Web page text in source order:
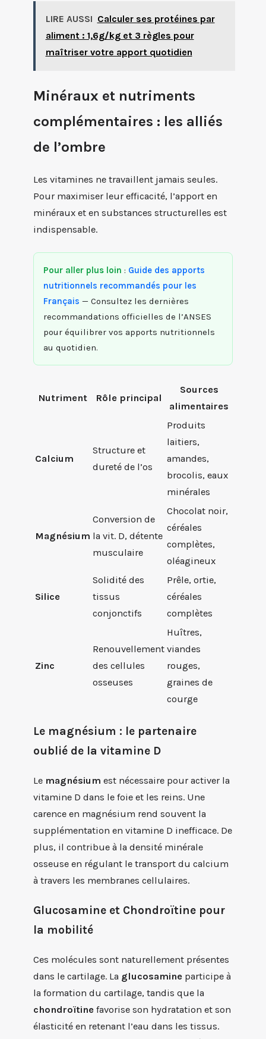
LIRE AUSSI Calculer ses protéines par
aliment : 1,6g/kg et 3 règles pour
maîtriser votre apport quotidien
Minéraux et nutriments
complémentaires : les alliés
de l’ombre
Les vitamines ne travaillent jamais seules.
Pour maximiser leur efficacité, l’apport en
minéraux et en substances structurelles est
indispensable.
Pour aller plus loin : Guide des apports
nutritionnels recommandés pour les
Français — Consultez les dernières
recommandations officielles de l’ANSES
pour équilibrer vos apports nutritionnels
au quotidien.
Nutriment Rôle principal
Sources
alimentaires
Calcium
Structure et
dureté de l’os
Produits
laitiers,
amandes,
brocolis, eaux
minérales
Magnésium
Conversion de
la vit. D, détente
musculaire
Chocolat noir,
céréales
complètes,
oléagineux
Silice
Solidité des
tissus
conjonctifs
Prêle, ortie,
céréales
complètes
Zinc
Renouvellement
des cellules
osseuses
Huîtres,
viandes
rouges,
graines de
courge
Le magnésium : le partenaire
oublié de la vitamine D
Le magnésium est nécessaire pour activer la
vitamine D dans le foie et les reins. Une
carence en magnésium rend souvent la
supplémentation en vitamine D inefficace. De
plus, il contribue à la densité minérale
osseuse en régulant le transport du calcium
à travers les membranes cellulaires.
Glucosamine et Chondroïtine pour
la mobilité
Ces molécules sont naturellement présentes
dans le cartilage. La glucosamine participe à
la formation du cartilage, tandis que la
chondroïtine favorise son hydratation et son
élasticité en retenant l’eau dans les tissus.